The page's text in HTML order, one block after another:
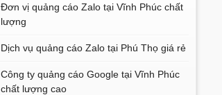
Đơn vị quảng cáo Zalo tại Vĩnh Phúc chất
lượng
Dịch vụ quảng cáo Zalo tại Phú Thọ giá rẻ
Công ty quảng cáo Google tại Vĩnh Phúc
chất lượng cao